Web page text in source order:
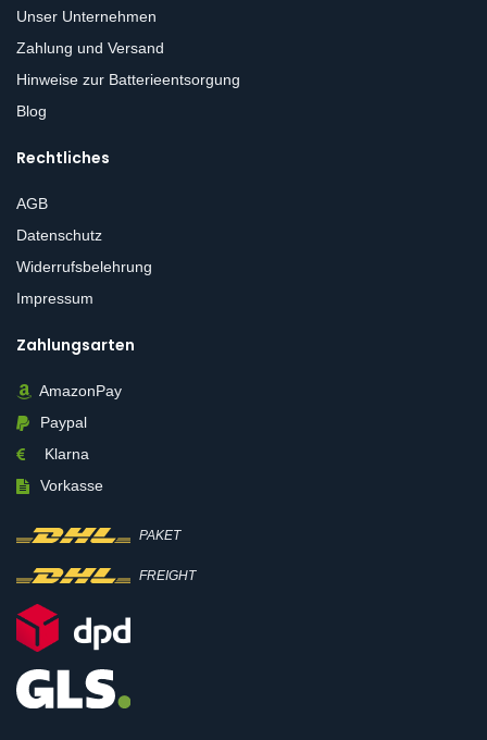
Unser Unternehmen
Zahlung und Versand
Hinweise zur Batterieentsorgung
Blog
Rechtliches
AGB
Datenschutz
Widerrufsbelehrung
Impressum
Zahlungsarten
AmazonPay
Paypal
Klarna
Vorkasse
PAKET
FREIGHT